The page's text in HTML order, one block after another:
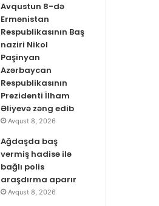
Avqustun 8-də
Ermənistan
Respublikasının Baş
naziri Nikol
Paşinyan
Azərbaycan
Respublikasının
Prezidenti İlham
Əliyevə zəng edib
Avqust 8, 2026
Ağdaşda baş
vermiş hadisə ilə
bağlı polis
araşdırma aparır
Avqust 8, 2026